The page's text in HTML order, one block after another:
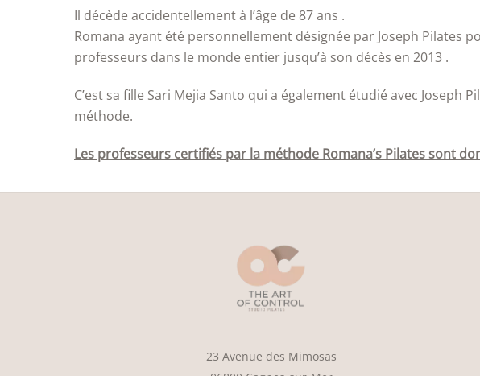
Il décède accidentellement à l’âge de 87 ans .
Romana ayant été personnellement désignée par Joseph
professeurs dans le monde entier jusqu’à son décès en 2013 .
C’est sa fille Sari Mejia Santo qui a également étudié avec
méthode.
Les professeurs certifiés par la méthode Romana’s Pilates sont
23 Avenue des Mimosas